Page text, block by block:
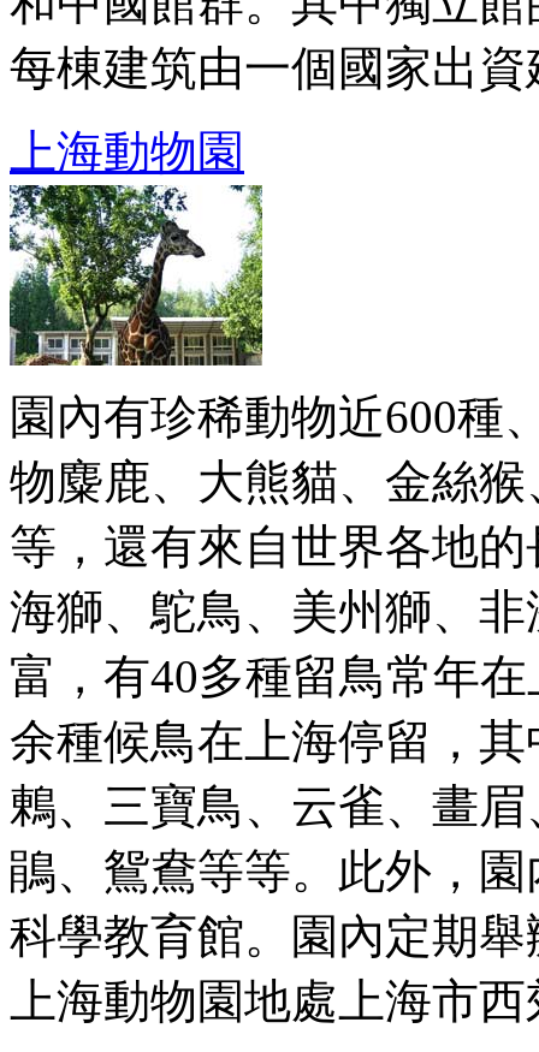
每棟建筑由一個國家出資
上海動物園
園內有珍稀動物近600種
物麋鹿、大熊貓、金絲
等，還有來自世界各地
海獅、鴕鳥、美州獅、
富，有40多種留鳥常年
余種候鳥在上海停留，
鶇、三寶鳥、云雀、畫
鵑、鴛鴦等等。此外，
科學教育館。園內定期
上海動物園地處上海市